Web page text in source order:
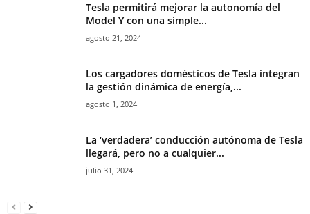
Tesla permitirá mejorar la autonomía del
Model Y con una simple...
agosto 21, 2024
Los cargadores domésticos de Tesla integran
la gestión dinámica de energía,...
agosto 1, 2024
La ‘verdadera’ conducción autónoma de Tesla
llegará, pero no a cualquier...
julio 31, 2024